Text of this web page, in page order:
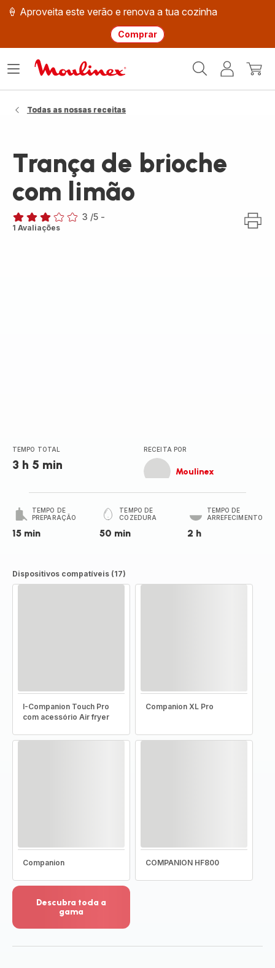
🍦 Aproveita este verão e renova a tua cozinha
Comprar
Moulinex
O
Abrir
Todas as nossas receitas
Trança de brioche
com limão
Avaliações
3 /5 -
1 Avaliações
TEMPO TOTAL
3 h 5 min
RECEITA POR
Moulinex
TEMPO DE
PREPARAÇÃO
15 min
TEMPO DE
COZEDURA
50 min
TEMPO DE
ARREFECIMENTO
2 h
Dispositivos compatíveis (17)
I-Companion Touch Pro
com acessório Air fryer
Companion XL Pro
Companion COMPANION HF800
Descubra toda a
gama
detalhes